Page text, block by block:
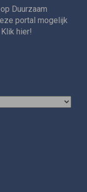
Duurzaam
portal mogelijk
hier!